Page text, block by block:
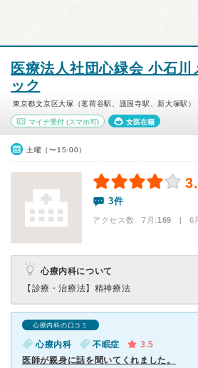
医療法人社団心緑会 小石川
ック
東京都文京区大塚（茗荷谷駅、護国寺駅、新大塚駅）
マイナ受付 (スマホ可) 女医在籍
土曜（〜15:00）
3件
アクセス数 7月:169 | 6
心療内科について
【診療・治療法】 精神療法
心療内科の口コミ
心療内科 不眠症
3.5
医師が親身に話を聞いてくれました。